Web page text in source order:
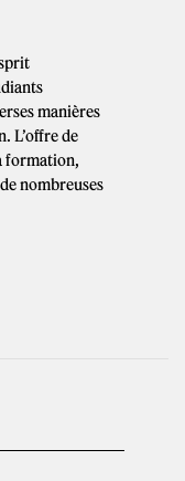
manières
L’offre de
formation,
nombreuses